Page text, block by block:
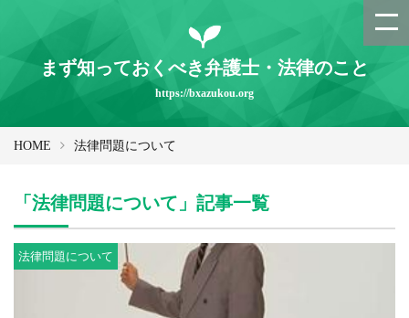
まず知っておくべき弁護士・法律のこと
https://bxazukou.org
HOME 法律問題について
「法律問題について」記事一覧
法律問題について